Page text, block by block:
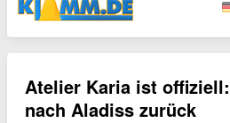
Atelier Karia ist
nach Aladiss zurück